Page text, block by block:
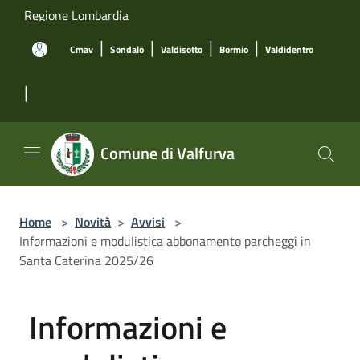
Salta al contenuto principale
Regione Lombardia
Cmav | Sondalo | Valdisotto | Bormio | Valdidentro
|
Comune di Valfurva
Home > Novità > Avvisi >
Informazioni e modulistica abbonamento parcheggi in
Santa Caterina 2025/26
Informazioni e